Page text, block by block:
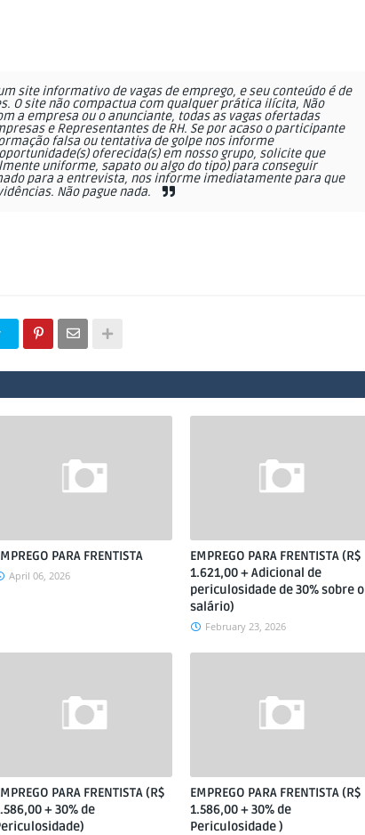
é um site informativo de vagas de emprego, e seu conteúdo é de
O site não compactua com qualquer prática ilícita, Não
a empresa ou o anunciante, todas as vagas ofertadas
e Representantes de RH. Se por acaso o participante
falsa ou tentativa de golpe nos informe
oferecida(s) em nosso grupo, solicite que
uniforme, sapato ou algo do tipo) para conseguir
para a entrevista, nos informe imediatamente para que
Não pague nada.
PARA FRENTISTA
April 06, 2026
EMPREGO PARA FRENTISTA (R$
1.621,00 + Adicional de
periculosidade de 30% sobre o
salário)
February 23, 2026
PARA FRENTISTA (R$
+ 30% de
EMPREGO PARA FRENTISTA (R$
1.586,00 + 30% de
Periculosidade )